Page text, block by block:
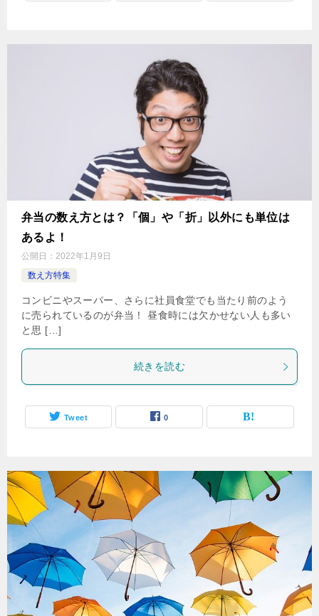
弁当の数え方とは？「個」や「折」以外にも単位は
あるよ！
公開日： 2022年1月9日
数え方特集
コンビニやスーパー、さらに社員食堂でも当たり前のよう
に売られているのが弁当！ 昼食時には欠かせない人も多い
と思 […]
続きを読む
Tweet 0